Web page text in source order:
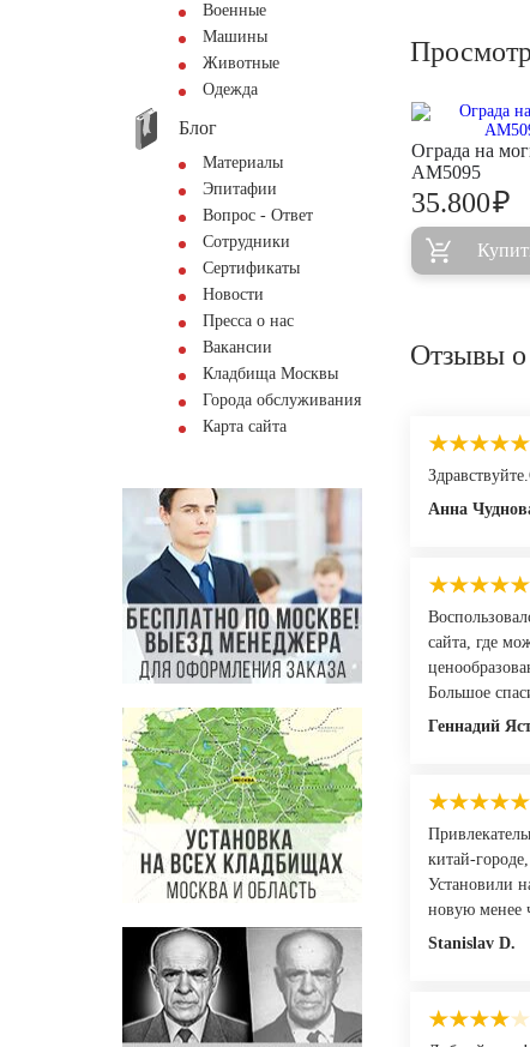
Военные
Машины
Животные
Одежда
Блог
Материалы
Эпитафии
Вопрос - Ответ
Сотрудники
Сертификаты
Новости
Пресса о нас
Вакансии
Кладбища Москвы
Города обслуживания
Карта сайта
Ограда на
AM5095
35.800₽
Отзывы
Анна
сайта, где
Большое
Геннадий
китай-
Установили
новую менее
Stanislav D.